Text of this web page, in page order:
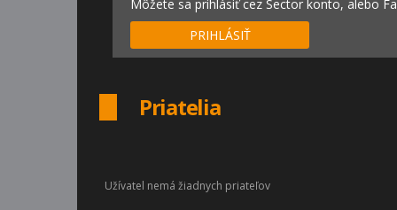
Môžete sa prihlásiť cez Sector konto, alebo
PRIHLÁSIŤ
Priatelia
Užívatel nemá žiadnych priateľov